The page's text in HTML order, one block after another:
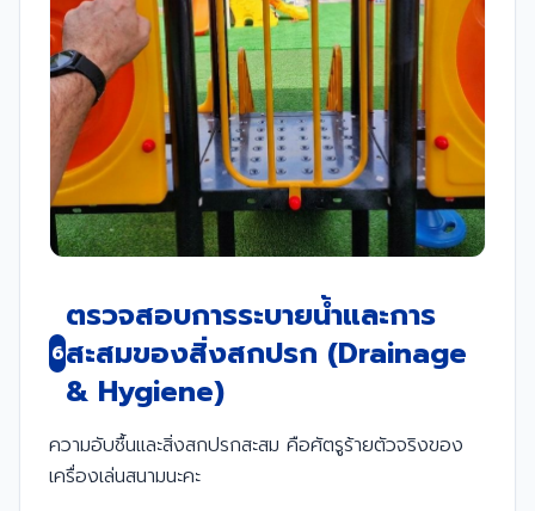
6
ตรวจสอบการระบายน้ำและการ
สะสมของสิ่งสกปรก (Drainage
& Hygiene)
ความอับชื้นและสิ่งสกปรกสะสม คือศัตรูร้ายตัวจริงของ
เครื่องเล่นสนามนะคะ